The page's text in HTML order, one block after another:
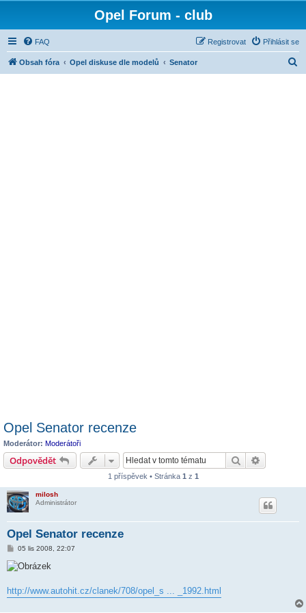
Opel Forum - club
FAQ Přihlásit se
Registrovat
Obsah fóra Opel diskuse dle modelů Senator
Opel Senator recenze
Moderátor: Moderátoři
Odpovědět Hledat
1 příspěvek • Stránka 1 z 1
milosh
Administrátor
Opel Senator recenze
P
í
s
ě
v
05 lis 2008, 22:07
http://www.autohit.cz/clanek/708/opel_s ... _1992.html